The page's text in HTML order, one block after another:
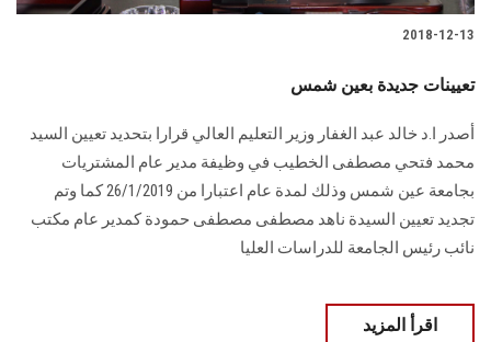
2018-12-13
تعيينات جديدة بعين شمس
أصدر ا.د خالد عبد الغفار وزير التعليم العالي قرارا بتحديد تعيين السيد
محمد فتحي مصطفى الخطيب في وظيفة مدير عام المشتريات
بجامعة عين شمس وذلك لمدة عام اعتبارا من 26/1/2019 كما وتم
تجديد تعيين السيدة ناهد مصطفى مصطفى حمودة كمدير عام مكتب
نائب رئيس الجامعة للدراسات العليا
اقرأ المزيد